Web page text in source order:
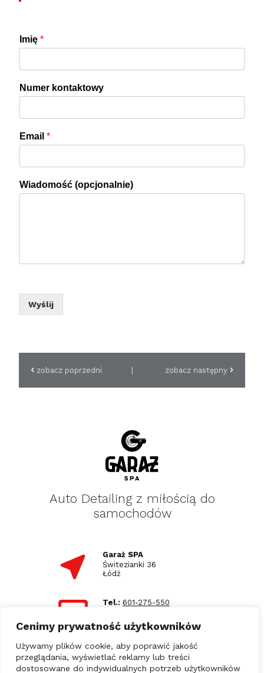
Cenimy prywatność użytkowników
Używamy plików cookie, aby poprawić jakość
przeglądania, wyświetlać reklamy lub treści
dostosowane do indywidualnych potrzeb użytkowników
Imię *
Numer kontaktowy
Email *
Wiadomość (opcjonalnie)
Wyślij
zobacz poprzedni zobacz następny
Auto Detailing z miłością do
samochodów
Garaż SPA
Świtezianki 36
Łódź
Tel.: 601-275-550
E-mail: biuro@garazspa.pl
Godziny otwarcia
Pn - Pt: 9 00- 1700
Strona korzysta z plików cookies w celu
realizacji usług i zgodnie z Polityką Prywatności.